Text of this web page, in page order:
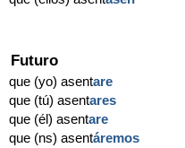
Futuro
que (yo) asentare
que (tú) asentares
que (él) asentare
que (ns) asentáremos